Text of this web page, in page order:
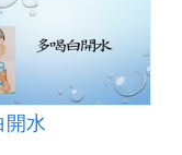
開水